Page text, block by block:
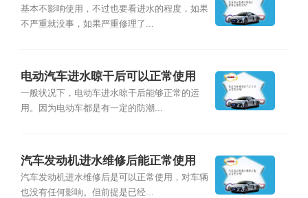
吗？
基本不影响使用，不过也要看进水的程度，如果
不严重就没事，如果严重修理了...
电动汽车进水晾干后可以正常使用
吗？
一般状况下，电动车进水晾干后能够正常的运
用。因为电动车都是有一定的防潮...
汽车发动机进水维修后能正常使用
吗？
汽车发动机进水维修后是可以正常使用，对车辆
也没有任何影响。但前提是已经...